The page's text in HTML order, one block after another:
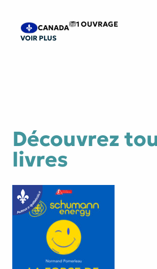
CANADA 1 OUVRAGE
VOIR PLUS
Découvrez
livres